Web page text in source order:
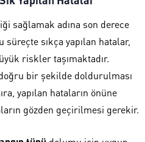
sağlamak adına son derece
sıkça yapılan hatalar,
riskler taşımaktadır.
bir şekilde doldurulması
yapılan hataların önüne
gözden geçirilmesi gerekir.